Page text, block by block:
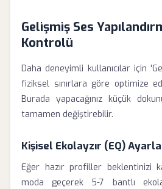
Gelişmiş Ses
Kontrolü
Daha deneyimli kullanıcılar için
fiziksel sınırlara göre optimize
Burada yapacağınız küçük
tamamen değiştirebilir.
Kişisel Ekolayzır (EQ)
Eğer hazır profiller beklentinizi
moda geçerek 5-7 bantlı